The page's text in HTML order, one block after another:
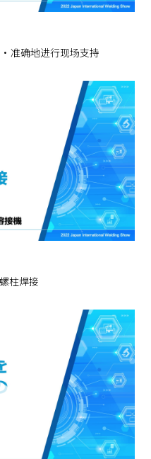
准确地进行现场支持
柱焊接